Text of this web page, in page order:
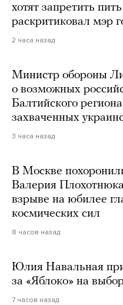
хотят запретить
раскритиковал мэр
2 часа назад
Министр обороны
о возможных
Балтийского
захваченных
3 часа назад
В Москве
Валерия
взрыве на юбилее
космических сил
8 часов назад
Юлия Навальная
за «Яблоко» на
7 часов назад